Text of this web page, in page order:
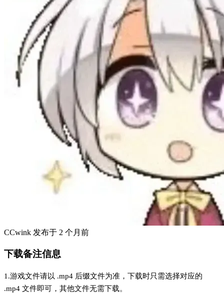
CCwink 发布于 2 个月前
下载备注信息
1.游戏文件请以 .mp4 后缀文件为准，下载时只需选择对应的
.mp4 文件即可，其他文件无需下载。